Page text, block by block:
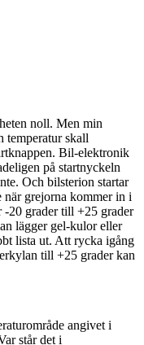
noll. Men min
temperatur skall
Bil-elektronik
på startnyckeln
Och bilsterion startar
grejorna kommer in i
-20 grader till +25 grader
lägger gel-kulor eller
lista ut. Att rycka igång
till +25 grader kan
angivet i
står det i